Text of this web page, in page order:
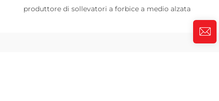
produttore di sollevatori a forbice a medio alzata